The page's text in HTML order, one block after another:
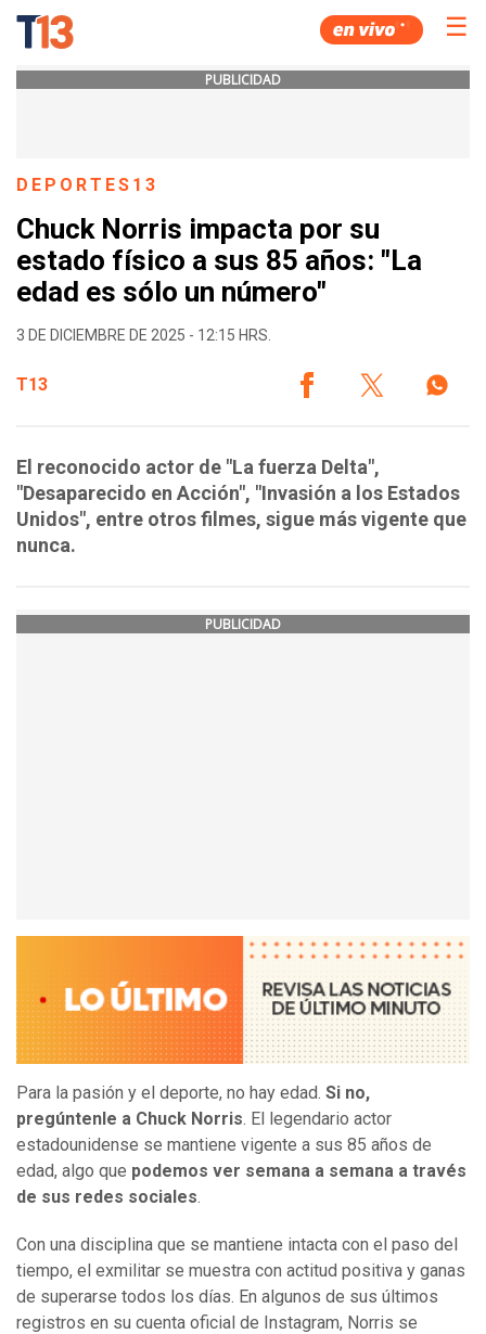
☰
PUBLICIDAD
DEPORTES13
Chuck Norris impacta por su
estado físico a sus 85 años: "La
edad es sólo un número"
3 DE DICIEMBRE DE 2025 - 12:15 HRS.
T13
El reconocido actor de "La fuerza Delta",
"Desaparecido en Acción", "Invasión a los Estados
Unidos", entre otros filmes, sigue más vigente que
nunca.
PUBLICIDAD
Para la pasión y el deporte, no hay edad. Si no,
pregúntenle a Chuck Norris. El legendario actor
estadounidense se mantiene vigente a sus 85 años de
edad, algo que podemos ver semana a semana a través
de sus redes sociales.
Con una disciplina que se mantiene intacta con el paso del
tiempo, el exmilitar se muestra con actitud positiva y ganas
de superarse todos los días. En algunos de sus últimos
registros en su cuenta oficial de Instagram, Norris se